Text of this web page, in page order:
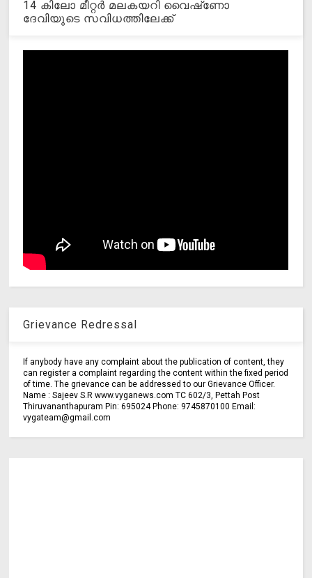
14 കിലോ മീറ്റര്‍ മലകയറി വൈഷ്‌ണോ
ദേവിയുടെ സവിധത്തിലേക്ക്
Grievance Redressal
If anybody have any complaint about the publication of content, they
can register a complaint regarding the content within the fixed period
of time. The grievance can be addressed to our Grievance Officer.
Name : Sajeev S.R www.vyganews.com TC 602/3, Pettah Post
Thiruvananthapuram Pin: 695024 Phone: 9745870100 Email:
vygateam@gmail.com